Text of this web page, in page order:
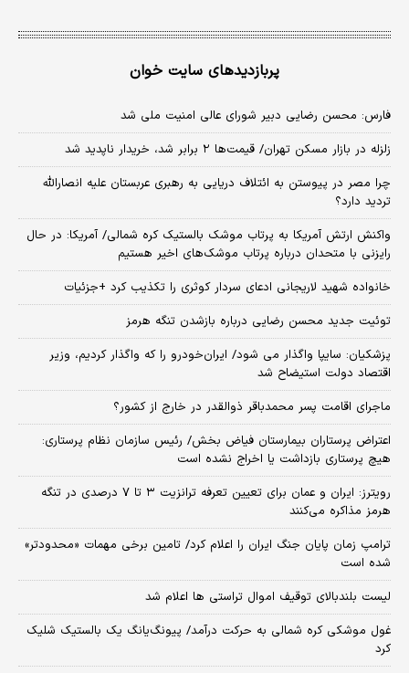
پربازدیدهای سایت خوان
فارس: محسن رضایی دبیر شورای عالی امنیت ملی شد
زلزله در بازار مسکن تهران/ قیمت‌ها ۲ برابر شد، خریدار ناپدید شد
چرا مصر در پیوستن به ائتلاف دریایی به رهبری عربستان علیه انصارالله
تردید دارد؟
واکنش ارتش آمریکا به پرتاب موشک بالستیک کره شمالی/ آمریکا: در حال
رایزنی با متحدان درباره پرتاب موشک‌های اخیر هستیم
خانواده شهید لاریجانی ادعای سردار کوثری را تکذیب کرد +جزئیات
توئیت جدید محسن رضایی درباره بازشدن تنگه هرمز
پزشکیان: سایپا واگذار می شود/ ایران‌خودرو را که واگذار کردیم، وزیر
اقتصاد دولت استیضاح شد
ماجرای اقامت پسر محمدباقر ذوالقدر در خارج از کشور؟
اعتراض پرستاران بیمارستان فیاض بخش/ رئیس سازمان نظام پرستاری:
هیچ پرستاری بازداشت یا اخراج نشده است
رویترز: ایران و عمان برای تعیین تعرفه ترانزیت ۳ تا ۷ درصدی در تنگه
هرمز مذاکره می‌کنند
ترامپ زمان پایان جنگ ایران را اعلام کرد/ تامین برخی مهمات «محدودتر»
شده است
لیست بلندبالای توقیف اموال تراستی ها اعلام شد
غول موشکی کره شمالی به حرکت درآمد/ پیونگ‌یانگ یک بالستیک شلیک
کرد